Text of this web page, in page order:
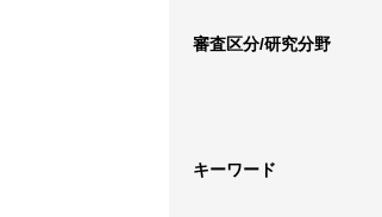
審査区分/研究分野
キーワード